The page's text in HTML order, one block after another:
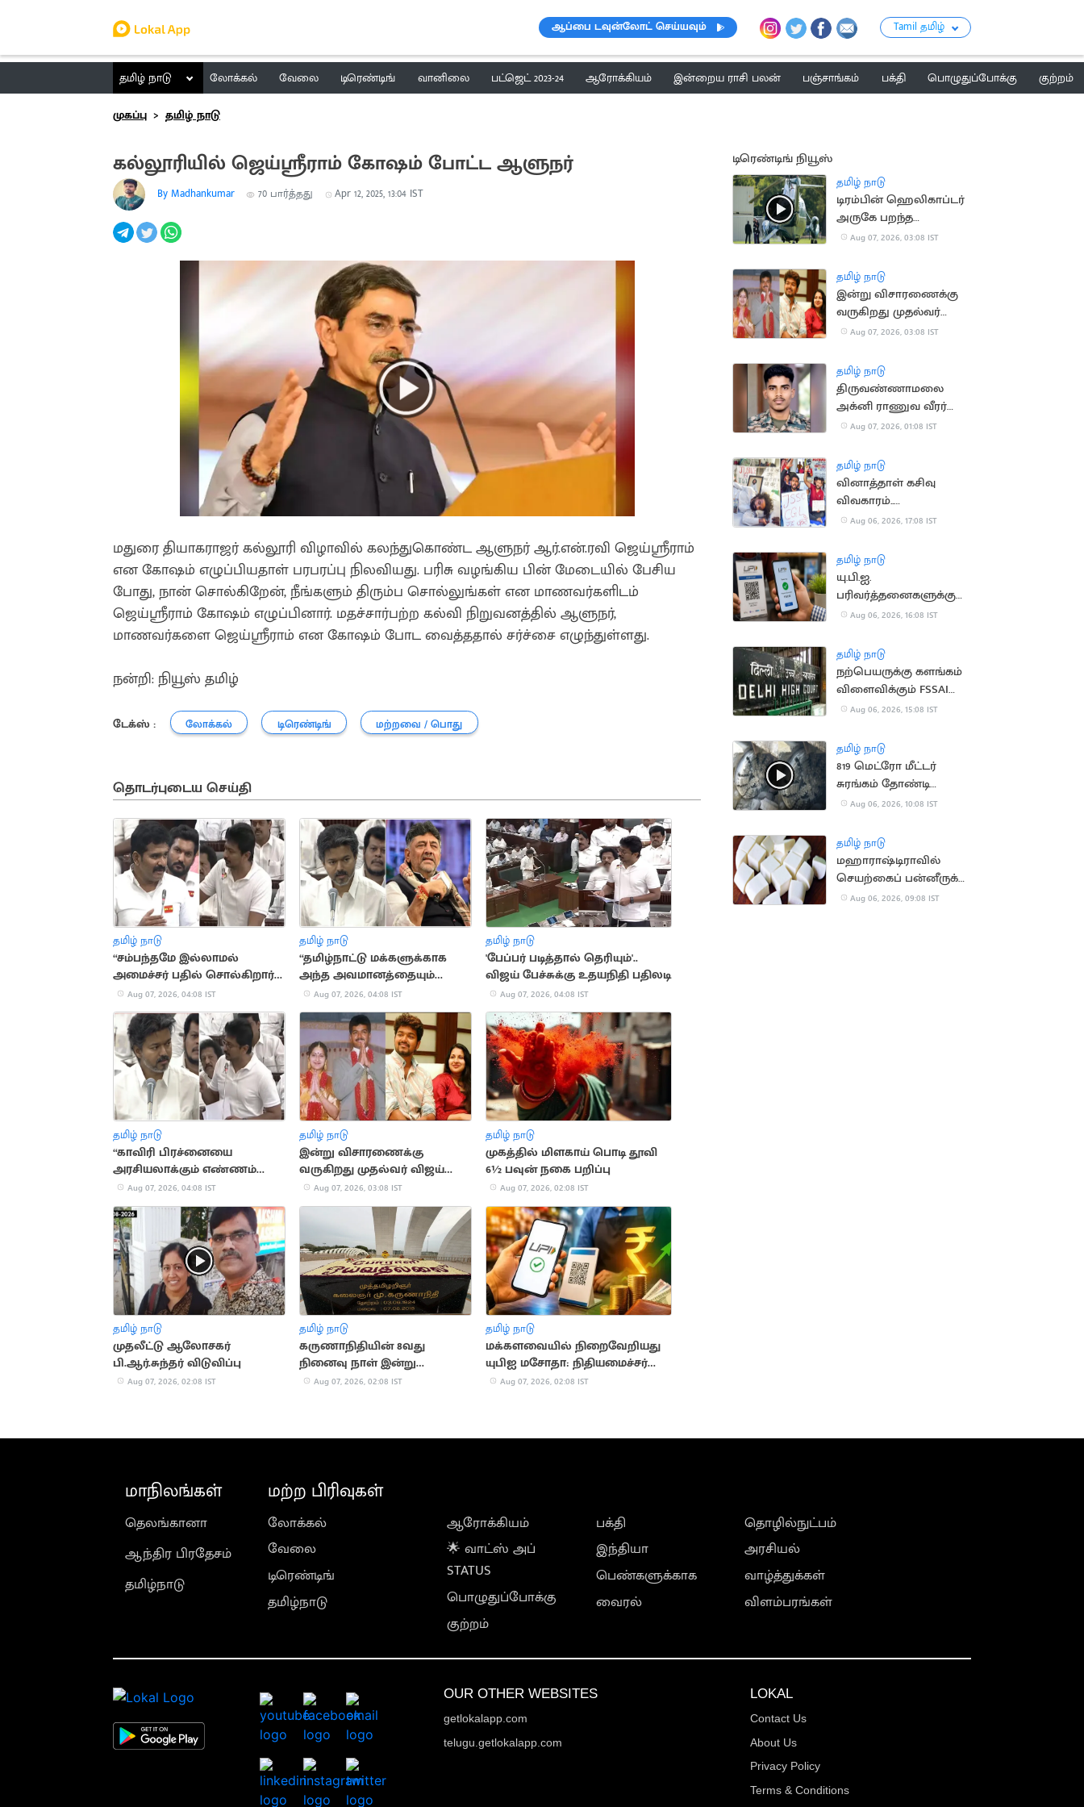
ஆப்பை டவுன்லோட் செய்யவும் Tamil தமிழ்
தமிழ் நாடு லோக்கல் வேலை டிரெண்டிங் வானிலை பட்ஜெட் 2023-24 ஆரோக்கியம் இன்றைய ராசி பலன் பஞ்சாங்கம் பக்தி பொழுதுப்போக்கு
குற்றம்
முகப்பு
தமிழ் நாடு
கல்லூரியில் ஜெய்ஸ்ரீராம் கோஷம் போட்ட ஆளுநர்
By Madhankumar 70 பார்த்தது Apr 12, 2025, 13:04 IST
மதுரை தியாகராஜர் கல்லூரி விழாவில் கலந்துகொண்ட ஆளுநர் ஆர்.என்.ரவி ஜெய்ஸ்ரீராம்
என கோஷம் எழுப்பியதாள் பரபரப்பு நிலவியது. பரிசு வழங்கிய பின் மேடையில் பேசிய
போது, நான் சொல்கிறேன், நீங்களும் திரும்ப சொல்லுங்கள் என மாணவர்களிடம்
ஜெய்ஸ்ரீராம் கோஷம் எழுப்பினார். மதச்சார்பற்ற கல்வி நிறுவனத்தில் ஆளுநர்,
மாணவர்களை ஜெய்ஸ்ரீராம் என கோஷம் போட வைத்ததால் சர்ச்சை எழுந்துள்ளது.
நன்றி: நியூஸ் தமிழ்
டேக்ஸ் : லோக்கல் டிரெண்டிங் மற்றவை / பொது
தொடர்புடைய செய்தி
தமிழ் நாடு
“சம்பந்தமே இல்லாமல்
அமைச்சர் பதில் சொல்கிறார்”..
உதயநிதி காட்டம்
Aug 07, 2026, 04:08 IST
தமிழ் நாடு
“தமிழ்நாட்டு மக்களுக்காக
அந்த அவமானத்தையும்
தாங்குவேன்”.. முதலமைச்சர்
விஜய்
Aug 07, 2026, 04:08 IST
தமிழ் நாடு
'பேப்பர் படித்தால் தெரியும்'..
விஜய் பேச்சுக்கு உதயநிதி பதிலடி
Aug 07, 2026, 04:08 IST
தமிழ் நாடு
“காவிரி பிரச்னையை
அரசியலாக்கும் எண்ணம்
இல்லை”.. விஜய்
Aug 07, 2026, 04:08 IST
தமிழ் நாடு
இன்று விசாரணைக்கு
வருகிறது முதல்வர் விஜய்
விவாகரத்து வழக்கு
Aug 07, 2026, 03:08 IST
தமிழ் நாடு
முகத்தில் மிளகாய் பொடி தூவி
6½ பவுன் நகை பறிப்பு
Aug 07, 2026, 02:08 IST
தமிழ் நாடு
முதலீட்டு ஆலோசகர்
பி.ஆர்.சுந்தர் விடுவிப்பு
Aug 07, 2026, 02:08 IST
தமிழ் நாடு
கருணாநிதியின் 8வது
நினைவு நாள் இன்று
அனுசரிப்பு
Aug 07, 2026, 02:08 IST
தமிழ் நாடு
மக்களவையில் நிறைவேறியது
யுபிஐ மசோதா: நிதியமைச்சர்
விளக்கம்
Aug 07, 2026, 02:08 IST
டிரெண்டிங் நியூஸ்
தமிழ் நாடு
டிரம்பின் ஹெலிகாப்டர்
அருகே பறந்த
பயணிகள் விமானம்
Aug 07, 2026, 03:08 IST
தமிழ் நாடு
இன்று விசாரணைக்கு
வருகிறது முதல்வர்
விஜய் விவாகரத்து
Aug 07, 2026, 03:08 IST
தமிழ் நாடு
திருவண்ணாமலை
அக்னி ராணுவ வீரர்
லடாக்கில் உயிரிழப்பு
Aug 07, 2026, 01:08 IST
தமிழ் நாடு
வினாத்தாள் கசிவு
விவகாரம்..
ஜார்க்கண்டில் 13-வது
உண்ணாவிரதம்
Aug 06, 2026, 17:08 IST
தமிழ் நாடு
யு.பி.ஐ.
பரிவர்த்தனைகளுக்கு
மீண்டும் கட்டணம்?
Aug 06, 2026, 16:08 IST
தமிழ் நாடு
நற்பெயருக்கு களங்கம்
விளைவிக்கும் FSSAI
உத்தரவு: டாபர்
Aug 06, 2026, 15:08 IST
தமிழ் நாடு
819 மெட்ரோ மீட்டர்
சுரங்கம் தோண்டி
நீலகிரி இயந்திரம்
Aug 06, 2026, 10:08 IST
தமிழ் நாடு
மஹாராஷ்டிராவில்
செயற்கைப் பன்னீருக்கு
ஓராண்டு தடை
Aug 06, 2026, 09:08 IST
மாநிலங்கள்
தெலங்கானா
ஆந்திர பிரதேசம்
தமிழ்நாடு
மற்ற பிரிவுகள்
லோக்கல்
வேலை
டிரெண்டிங்
தமிழ்நாடு
ஆரோக்கியம்
🌟 வாட்ஸ் அப்
STATUS
பொழுதுப்போக்கு
குற்றம்
பக்தி
இந்தியா
பெண்களுக்காக
வைரல்
தொழில்நுட்பம்
அரசியல்
வாழ்த்துக்கள்
விளம்பரங்கள்
OUR OTHER WEBSITES
getlokalapp.com
telugu.getlokalapp.com
LOKAL
Contact Us
About Us
Privacy Policy
Terms & Conditions